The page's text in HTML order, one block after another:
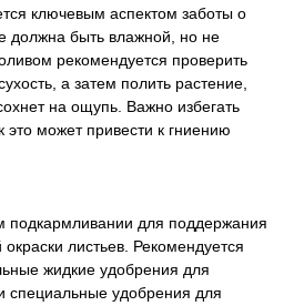
ключевым аспектом заботы о
должна быть влажной, но не
рекомендуется проверить
а затем полить растение,
на ощупь. Важно избегать
это может привести к гниению
подкармливании для поддержания
листьев. Рекомендуется
жидкие удобрения для
специальные удобрения для